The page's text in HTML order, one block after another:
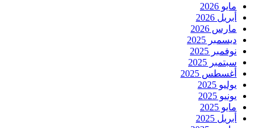
مايو 2026
أبريل 2026
مارس 2026
ديسمبر 2025
نوفمبر 2025
سبتمبر 2025
أغسطس 2025
يوليو 2025
يونيو 2025
مايو 2025
أبريل 2025